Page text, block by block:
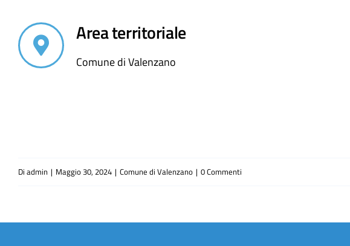
Area territoriale
Comune di Valenzano
Di admin | Maggio 30, 2024 | Comune di Valenzano | 0 Commenti